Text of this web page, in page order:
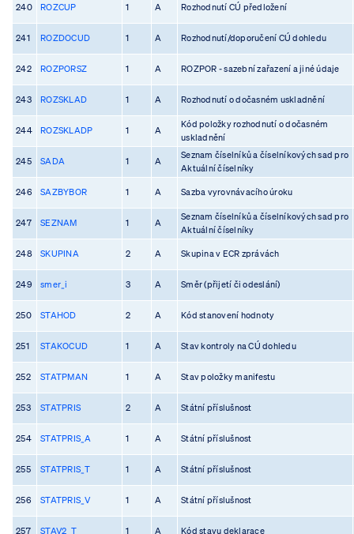
240 ROZCUP 1 A Rozhodnutí CÚ předložení
241 ROZDOCUD 1 A Rozhodnutí/doporučení CÚ dohledu
242 ROZPORSZ 1 A ROZPOR - sazební zařazení a jiné údaje
243 ROZSKLAD 1 A Rozhodnutí o dočasném uskladnění
244 ROZSKLADP 1 A
Kód položky rozhodnutí o dočasném
uskladnění
245 SADA 1 A
Seznam číselníků a číselníkových sad pro
Aktuální číselníky
246 SAZBYBOR 1 A Sazba vyrovnávacího úroku
247 SEZNAM 1 A
Seznam číselníků a číselníkových sad pro
Aktuální číselníky
248 SKUPINA 2 A Skupina v ECR zprávách
249 smer_i 3 A Směr (přijetí či odeslání)
250 STAHOD 2 A Kód stanovení hodnoty
251 STAKOCUD 1 A Stav kontroly na CÚ dohledu
252 STATPMAN 1 A Stav položky manifestu
253 STATPRIS 2 A Státní příslušnost
254 STATPRIS_A 1 A Státní příslušnost
255 STATPRIS_T 1 A Státní příslušnost
256 STATPRIS_V 1 A Státní příslušnost
257 STAV2_T 1 A Kód stavu deklarace